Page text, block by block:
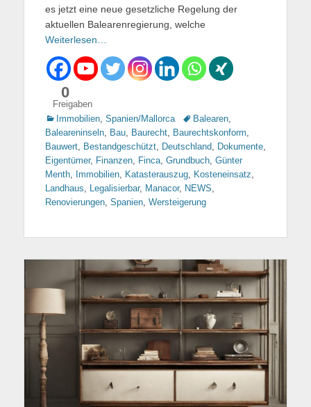
es jetzt eine neue gesetzliche Regelung der
aktuellen Balearenregierung, welche
Weiterlesen…
0
Freigaben
Kategorien
Immobilien Spanien/Mallorca TagsBalearen
Baleareninseln
Bau Baurecht Baurechtskonform
Bauwert
Bestandgeschützt Deutschland Dokumente
Eigentümer, Finanzen Finca Grundbuch Günter
Menth
Immobilien Katasterauszug Kosteneinsatz
Landhaus
Legalisierbar, Manacor, NEWS
Renovierungen Spanien Wersteigerung